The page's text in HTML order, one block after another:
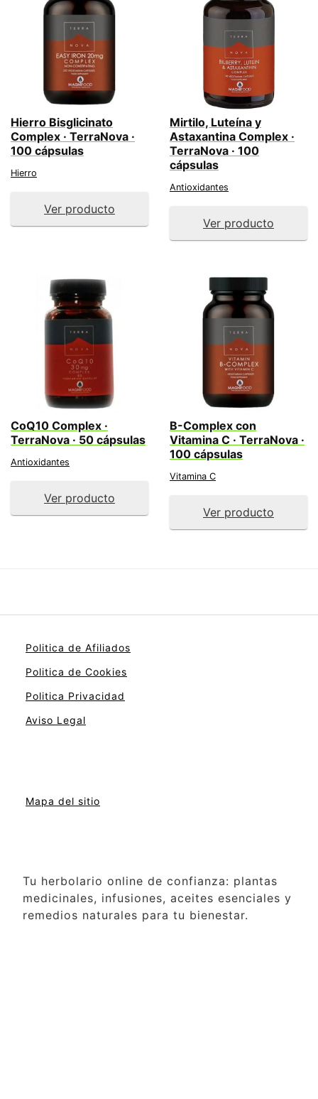
Hierro Bisglicinato
Complex · TerraNova ·
100 cápsulas
Hierro
Ver producto
Mirtilo, Luteína y
Astaxantina Complex ·
TerraNova · 100
cápsulas
Antioxidantes
Ver producto
CoQ10 Complex ·
TerraNova · 50 cápsulas
Antioxidantes
Ver producto
B-Complex con
Vitamina C · TerraNova ·
100 cápsulas
Vitamina C
Ver producto
Politica de Afiliados
Politica de Cookies
Politica Privacidad
Aviso Legal
Mapa del sitio
Tu herbolario online de confianza: plantas
medicinales, infusiones, aceites esenciales y
remedios naturales para tu bienestar.